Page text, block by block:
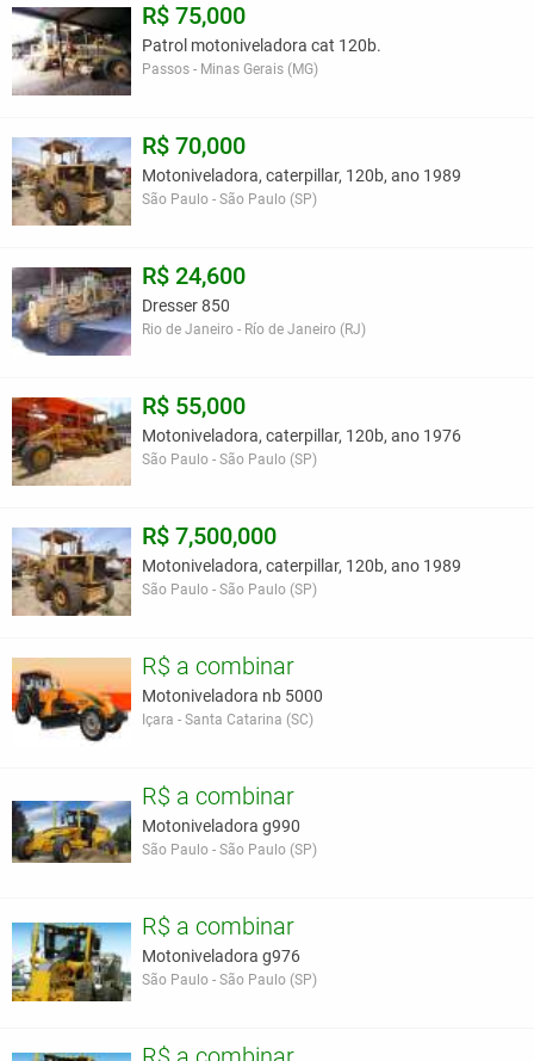
R$ 75,000
Patrol motoniveladora cat 120b.
Passos - Minas Gerais (MG)
R$ 70,000
Motoniveladora, caterpillar, 120b, ano 1989
São Paulo - São Paulo (SP)
R$ 24,600
Dresser 850
Rio de Janeiro - Río de Janeiro (RJ)
R$ 55,000
Motoniveladora, caterpillar, 120b, ano 1976
São Paulo - São Paulo (SP)
R$ 7,500,000
Motoniveladora, caterpillar, 120b, ano 1989
São Paulo - São Paulo (SP)
R$ a combinar
Motoniveladora nb 5000
Içara - Santa Catarina (SC)
R$ a combinar
Motoniveladora g990
São Paulo - São Paulo (SP)
R$ a combinar
Motoniveladora g976
São Paulo - São Paulo (SP)